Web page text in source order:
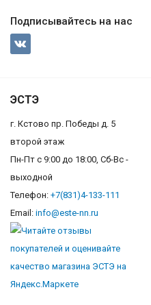
Подписывайтесь на нас
ЭСТЭ
г. Кстово пр. Победы д. 5
второй этаж
Пн-Пт с 9:00 до 18:00, Сб-Вс -
выходной
Телефон: +7(831)4-133-111
Email: info@este-nn.ru